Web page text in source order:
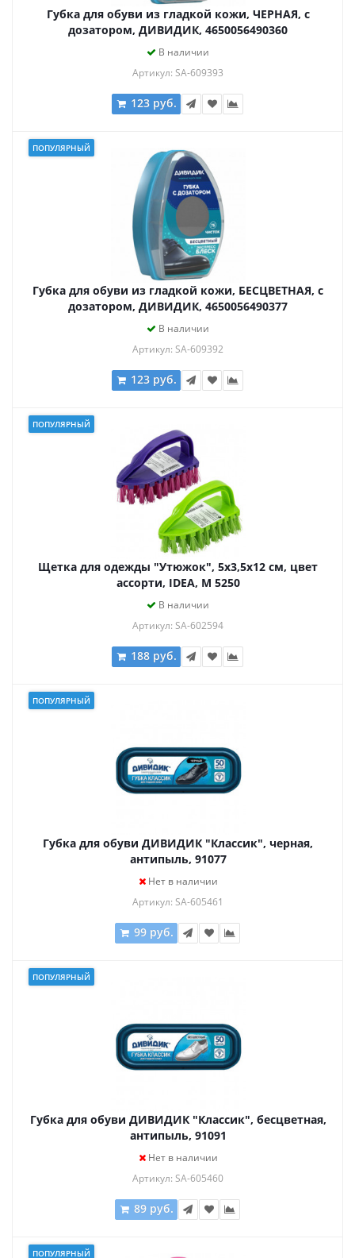
Губка для обуви из гладкой кожи, ЧЕРНАЯ, с
дозатором, ДИВИДИК, 4650056490360
В наличии
Артикул: SA-609393
123 руб.
ПОПУЛЯРНЫЙ
Губка для обуви из гладкой кожи, БЕСЦВЕТНАЯ, с
дозатором, ДИВИДИК, 4650056490377
В наличии
Артикул: SA-609392
123 руб.
ПОПУЛЯРНЫЙ
Щетка для одежды "Утюжок", 5х3,5х12 см, цвет
ассорти, IDEA, М 5250
В наличии
Артикул: SA-602594
188 руб.
ПОПУЛЯРНЫЙ
Губка для обуви ДИВИДИК "Классик", черная,
антипыль, 91077
Нет в наличии
Артикул: SA-605461
99 руб.
ПОПУЛЯРНЫЙ
Губка для обуви ДИВИДИК "Классик", бесцветная,
антипыль, 91091
Нет в наличии
Артикул: SA-605460
89 руб.
ПОПУЛЯРНЫЙ